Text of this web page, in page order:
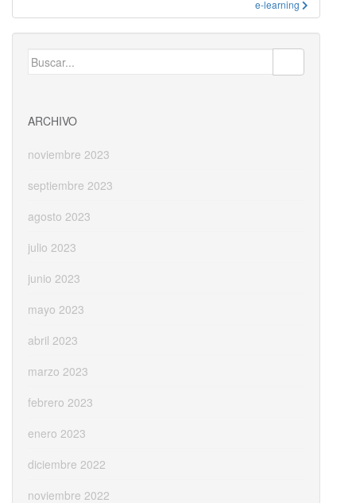
e-learning
Buscar:
ARCHIVO
noviembre 2023
septiembre 2023
agosto 2023
julio 2023
junio 2023
mayo 2023
abril 2023
marzo 2023
febrero 2023
enero 2023
diciembre 2022
noviembre 2022